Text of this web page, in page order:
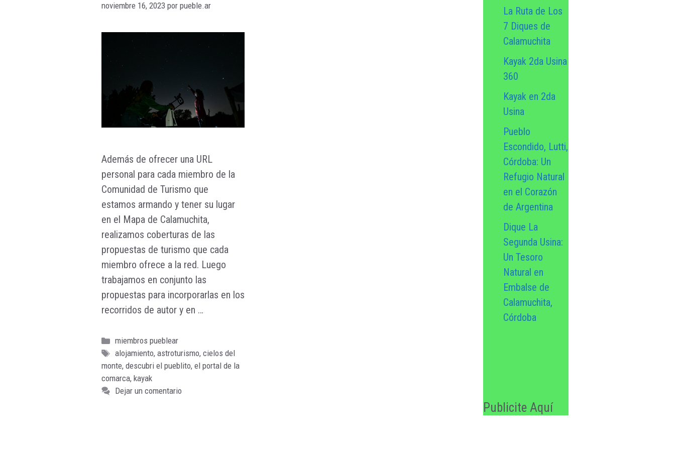
noviembre 16, 2023 por pueble.ar
Además de ofrecer una URL
personal para cada miembro de la
Comunidad de Turismo que
estamos armando y tener su lugar
en el Mapa de Calamuchita,
realizamos coberturas de las
propuestas de turismo que cada
miembro ofrece a la red. Luego
trabajamos en conjunto las
propuestas para incorporarlas en los
recorridos de autor y en …
Categorías
miembros pueblear
Etiquetas
alojamiento,astroturismo,cielos del
monte, descubri el pueblito, el portal de la
comarca, kayak
Dejar un comentario
La Ruta de Los
7 Diques de
Calamuchita
Kayak 2da Usina
360
Kayak en 2da
Usina
Pueblo
Escondido, Lutti,
Córdoba: Un
Refugio Natural
en el Corazón
de Argentina
Dique La
Segunda Usina:
Un Tesoro
Natural en
Embalse de
Calamuchita,
Córdoba
Publicite Aquí